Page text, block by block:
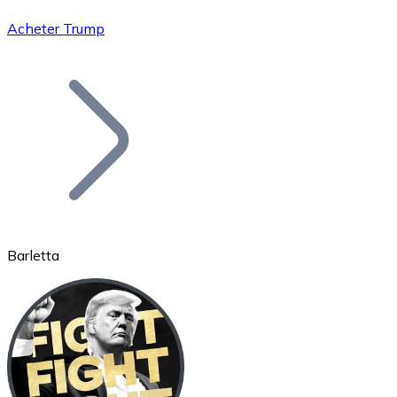
Bitcoin
Ethereum
ETH
Acheter Trump
Barletta